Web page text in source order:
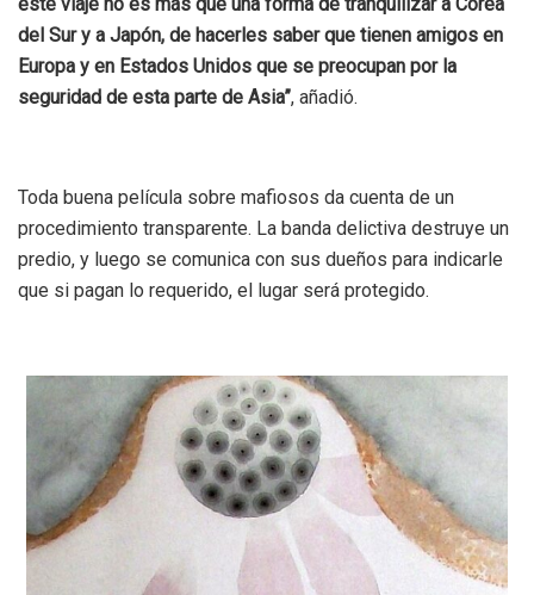
del Sur y a Japón, de hacerles saber que tienen amigos en
Europa y en Estados Unidos que se preocupan por la
seguridad de esta parte de Asia”, añadió.
Toda buena película sobre mafiosos da cuenta de un
procedimiento transparente. La banda delictiva destruye un
predio, y luego se comunica con sus dueños para indicarle
que si pagan lo requerido, el lugar será protegido.